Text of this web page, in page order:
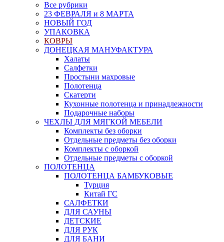
Все рубрики
23 ФЕВРАЛЯ и 8 МАРТА
НОВЫЙ ГОД
УПАКОВКА
КОВРЫ
ДОНЕЦКАЯ МАНУФАКТУРА
Халаты
Салфетки
Простыни махровые
Полотенца
Скатерти
Кухонные полотенца и принадлежности
Подарочные наборы
ЧЕХЛЫ ДЛЯ МЯГКОЙ МЕБЕЛИ
Комплекты без оборки
Отдельные предметы без оборки
Комплекты с оборкой
Отдельные предметы с оборкой
ПОЛОТЕНЦА
ПОЛОТЕНЦА БАМБУКОВЫЕ
Турция
Китай ГС
САЛФЕТКИ
ДЛЯ САУНЫ
ДЕТСКИЕ
ДЛЯ РУК
ДЛЯ БАНИ